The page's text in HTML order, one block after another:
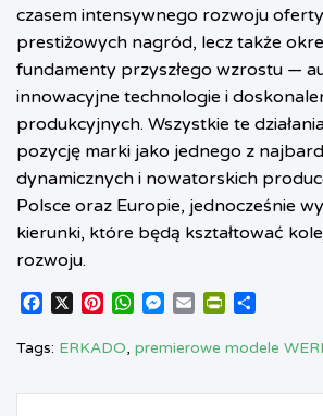
czasem intensywnego rozwoju
prestiżowych nagród, lecz także
fundamenty przyszłego wzrostu —
innowacyjne technologie i
produkcyjnych. Wszystkie te
pozycję marki jako jednego z
dynamicznych i nowatorskich
Polsce oraz Europie, jednocześnie
kierunki, które będą kształtować
rozwoju.
c
b
X
n
e
W
a
s
M
s
e
a
l
i
t
a
e
Tags: ERKADO, premierowe modele